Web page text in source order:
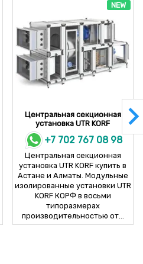
NEW
Центральная секционная
установка UTR KORF
+7 702 767 08 98
Центральная секционная
установка UTR KORF купить в
Астане и Алматы. Модульные
изолированные установки UTR
KORF КОРФ в восьми
типоразмерах
производительностью от...